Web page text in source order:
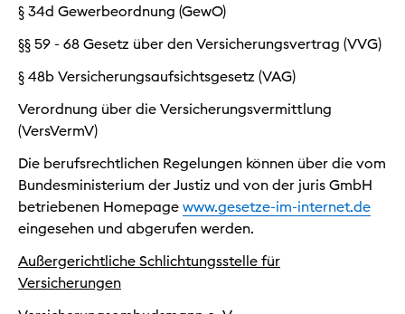
§ 34d Gewerbeordnung (GewO)
§§ 59 - 68 Gesetz über den Versicherungs­vertrag (VVG)
§ 48b Versicherungsaufsichtsgesetz (VAG)
Verordnung über die Versicherungsvermittlung
(VersVermV)
Die berufsrechtlichen Regelungen können über die vom
Bundesministerium der Justiz und von der juris GmbH
betriebenen Homepage www.gesetze-im-internet.de
eingesehen und abgerufen werden.
Außergerichtliche Schlichtungsstelle für
Versicherungen